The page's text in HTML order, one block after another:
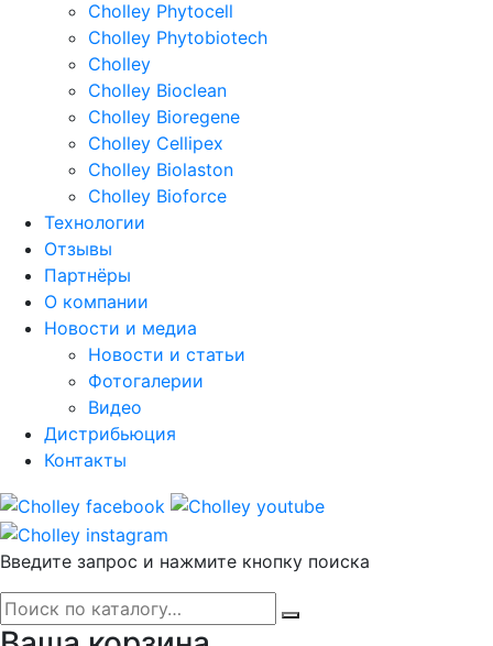
Cholley Phytocell
Cholley Phytobiotech
Cholley
Cholley Bioclean
Cholley Bioregene
Cholley Cellipex
Cholley Biolaston
Cholley Bioforce
Технологии
Отзывы
Партнёры
О компании
Новости и медиа
Новости и статьи
Фотогалерии
Видео
Дистрибьюция
Контакты
Введите запрос и нажмите кнопку поиска